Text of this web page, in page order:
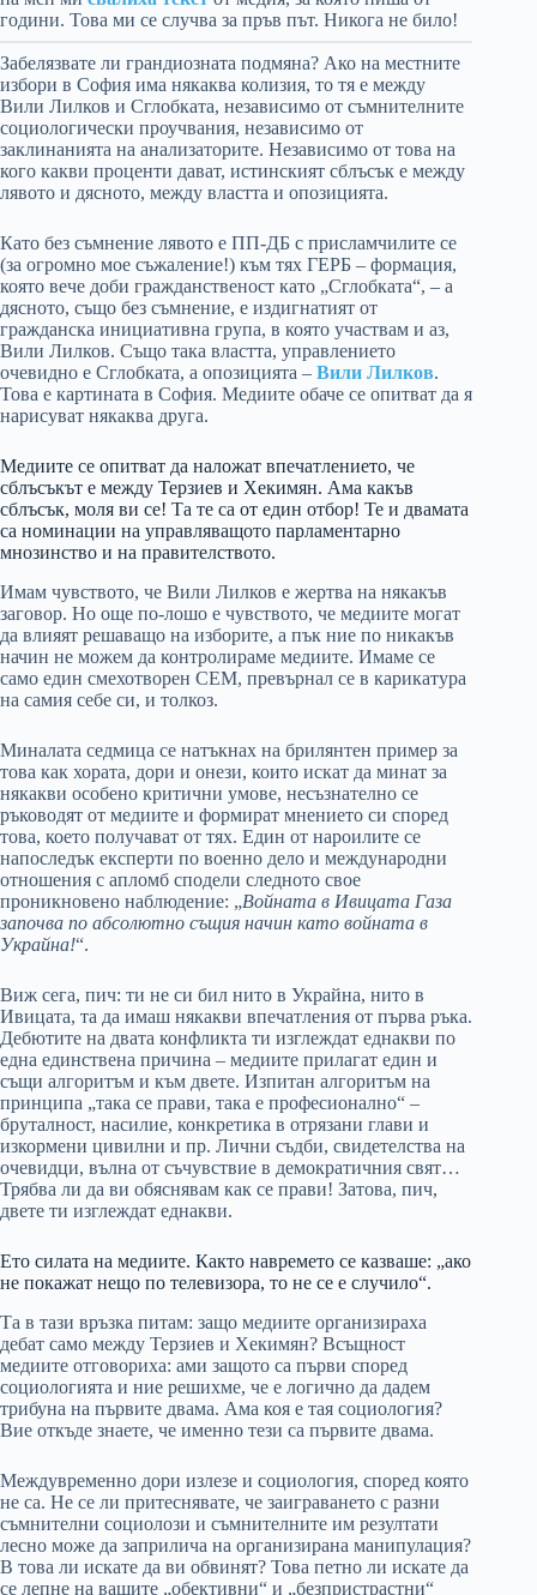
години. Това ми се случва за пръв път. Никога не било!
Забелязвате ли грандиозната подмяна? Ако на местните
избори в София има някаква колизия, то тя е между
Вили Лилков и Сглобката, независимо от съмнителните
социологически проучвания, независимо от
заклинанията на анализаторите. Независимо от това на
кого какви проценти дават, истинският сблъсък е между
лявото и дясното, между властта и опозицията.
Като без съмнение лявото е ПП-ДБ с присламчилите се
(за огромно мое съжаление!) към тях ГЕРБ – формация,
която вече доби гражданственост като „Сглобката“, – а
дясното, също без съмнение, е издигнатият от
гражданска инициативна група, в която участвам и аз,
Вили Лилков. Също така властта, управлението
очевидно е Сглобката, а опозицията – Вили Лилков.
Това е картината в София. Медиите обаче се опитват да я
нарисуват някаква друга.
Медиите се опитват да наложат впечатлението, че
сблъсъкът е между Терзиев и Хекимян. Ама какъв
сблъсък, моля ви се! Та те са от един отбор! Те и двамата
са номинации на управляващото парламентарно
мнозинство и на правителството.
Имам чувството, че Вили Лилков е жертва на някакъв
заговор. Но още по-лошо е чувството, че медиите могат
да влияят решаващо на изборите, а пък ние по никакъв
начин не можем да контролираме медиите. Имаме се
само един смехотворен СЕМ, превърнал се в карикатура
на самия себе си, и толкоз.
Миналата седмица се натъкнах на брилянтен пример за
това как хората, дори и онези, които искат да минат за
някакви особено критични умове, несъзнателно се
ръководят от медиите и формират мнението си според
това, което получават от тях. Един от нароилите се
напоследък експерти по военно дело и международни
отношения с апломб сподели следното свое
проникновено наблюдение: „Войната в Ивицата Газа
започва по абсолютно същия начин като войната в
Украйна!“.
Виж сега, пич: ти не си бил нито в Украйна, нито в
Ивицата, та да имаш някакви впечатления от първа ръка.
Дебютите на двата конфликта ти изглеждат еднакви по
една единствена причина – медиите прилагат един и
същи алгоритъм и към двете. Изпитан алгоритъм на
принципа „така се прави, така е професионално“ –
бруталност, насилие, конкретика в отрязани глави и
изкормени цивилни и пр. Лични съдби, свидетелства на
очевидци, вълна от съчувствие в демократичния свят…
Трябва ли да ви обяснявам как се прави! Затова, пич,
двете ти изглеждат еднакви.
Ето силата на медиите. Както навремето се казваше: „ако
не покажат нещо по телевизора, то не се е случило“.
Та в тази връзка питам: защо медиите организираха
дебат само между Терзиев и Хекимян? Всъщност
медиите отговориха: ами защото са първи според
социологията и ние решихме, че е логично да дадем
трибуна на първите двама. Ама коя е тая социология?
Вие откъде знаете, че именно тези са първите двама.
Междувременно дори излезе и социология, според която
не са. Не се ли притеснявате, че заиграването с разни
съмнителни социолози и съмнителните им резултати
лесно може да заприлича на организирана манипулация?
В това ли искате да ви обвинят? Това петно ли искате да
се лепне на вашите „обективни“ и „безпристрастни“